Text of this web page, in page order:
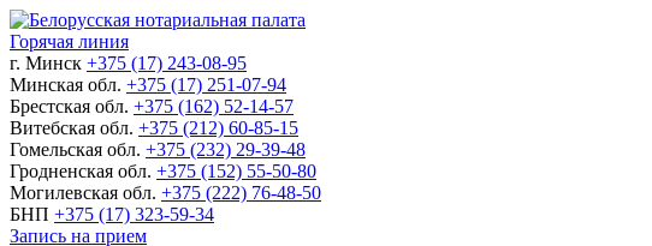
Горячая линия
г. Минск +375 (17) 243-08-95
Минская обл. +375 (17) 251-07-94
Брестская обл. +375 (162) 52-14-57
Витебская обл. +375 (212) 60-85-15
Гомельская обл. +375 (232) 29-39-48
Гродненская обл. +375 (152) 55-50-80
Могилевская обл. +375 (222) 76-48-50
БНП +375 (17) 323-59-34
Запись на прием